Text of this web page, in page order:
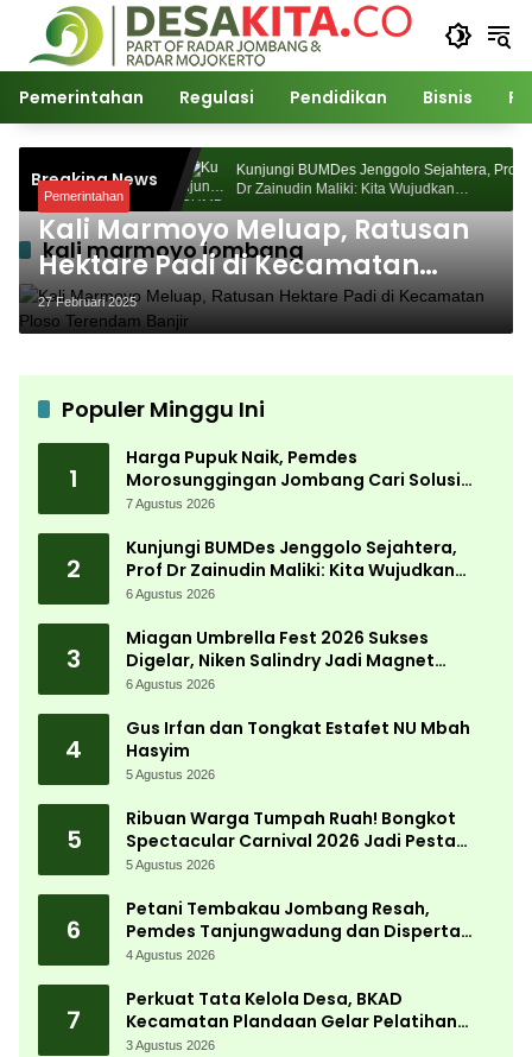
Langsung
konten
Pemerintahan Regulasi Pendidikan Bisnis
Breaking News
Morosunggingan
Kajian Akademik
Kunjungi BUMDes Jenggolo Sejahtera, Prof
Dr Zainudin Maliki: Kita Wujudkan
Kemandirian Ekonomi dengan Potensi Desa
kali marmoyo jombang
Pemerintahan
Kali Marmoyo Meluap, Ratusan
Hektare Padi di Kecamatan
Ploso Terendam Banjir
27 Februari 2025
Populer Minggu Ini
1
Harga Pupuk Naik, Pemdes
Morosunggingan Jombang Cari Solusi
Lewat Kajian Akademik
7 Agustus 2026
2
Kunjungi BUMDes Jenggolo Sejahtera,
Prof Dr Zainudin Maliki: Kita Wujudkan
Kemandirian Ekonomi dengan Potensi
6 Agustus 2026
3
Miagan Umbrella Fest 2026 Sukses
Digelar, Niken Salindry Jadi Magnet
Ribuan Pengunjung
6 Agustus 2026
4
Gus Irfan dan Tongkat Estafet NU Mbah
Hasyim
5 Agustus 2026
5
Ribuan Warga Tumpah Ruah! Bongkot
Spectacular Carnival 2026 Jadi Pesta
Kemerdekaan Terbesar di Peterongan
5 Agustus 2026
6
Petani Tembakau Jombang Resah,
Pemdes Tanjungwadung dan Disperta
Bergerak Cepat
4 Agustus 2026
7
Perkuat Tata Kelola Desa, BKAD
Kecamatan Plandaan Gelar Pelatihan
Aparatur Pemdes
3 Agustus 2026